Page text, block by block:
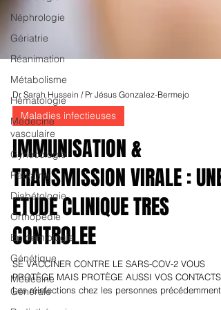
Néphrologie
Gériatrie
Réanimation
Métabolisme
Hématologie
Médecine
vasculaire
Gynécologie
Pédiatrie
Diabétologie
Orthopédie
Epidémiologie
Génétique
Médecine
Générale
Dr Sarah Hussein / Pr Jésus Gonzalez-Bermejo
Maladies infectieuses
IMMUNISATION &
TRANSMISSION VIRALE : UNE
ETUDE CLINIQUE TRES
CONTROLEE